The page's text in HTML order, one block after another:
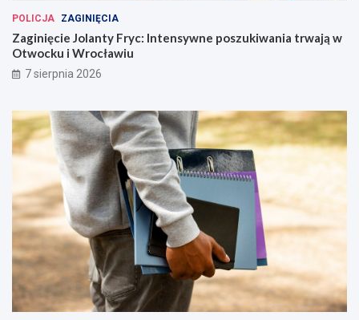
POLICJA ZAGINIĘCIA
Zaginięcie Jolanty Fryc: Intensywne poszukiwania trwają w
Otwocku i Wrocławiu
7 sierpnia 2026